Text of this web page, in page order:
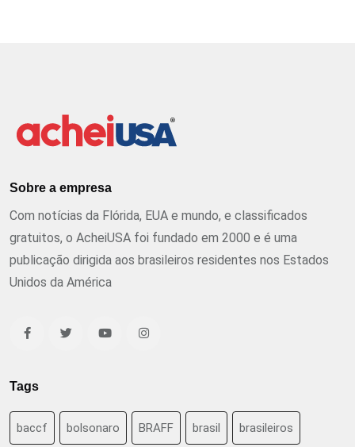
Sobre a empresa
Com notícias da Flórida, EUA e mundo, e classificados
gratuitos, o AcheiUSA foi fundado em 2000 e é uma
publicação dirigida aos brasileiros residentes nos Estados
Unidos da América
Tags
baccf bolsonaro BRAFF brasil brasileiros